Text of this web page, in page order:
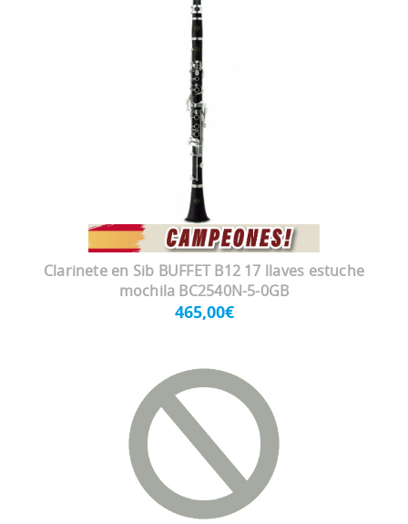
Clarinete en Sib BUFFET B12 17 llaves estuche
mochila BC2540N-5-0GB
465,00€